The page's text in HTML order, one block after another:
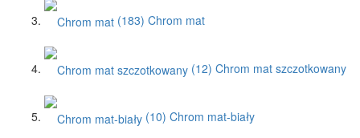
(183) Chrom mat
(12) Chrom mat szczotkowany
(10) Chrom mat-biały